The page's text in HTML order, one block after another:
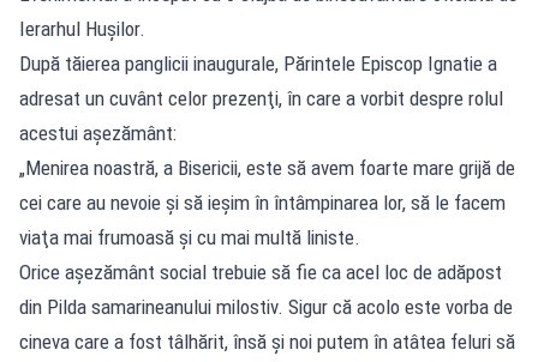
Ierarhul Huşilor.
După tăierea panglicii inaugurale, Părintele Episcop Ignatie a
adresat un cuvânt celor prezenţi, în care a vorbit despre rolul
acestui aşezământ:
„Menirea noastră, a Bisericii, este să avem foarte mare grijă de
cei care au nevoie şi să ieşim în întâmpinarea lor, să le facem
viaţa mai frumoasă şi cu mai multă liniste.
Orice aşezământ social trebuie să fie ca acel loc de adăpost
din Pilda samarineanului milostiv. Sigur că acolo este vorba de
cineva care a fost tâlhărit, însă şi noi putem în atâtea feluri să